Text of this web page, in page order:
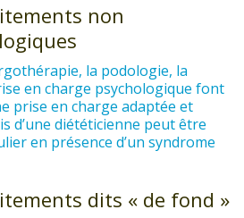
non
la podologie, la
en charge psychologique font
prise en charge adaptée et
d’une diététicienne peut être
en présence d’un syndrome
dits « de fond »